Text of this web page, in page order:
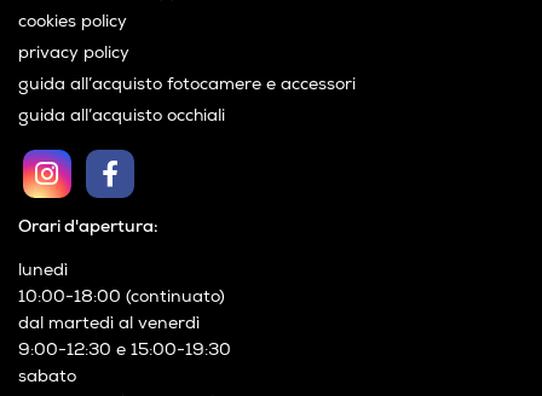
Orari d'apertura:
condizioni di vendita
condizioni di noleggio
cookies policy
guida all’acquisto fotocamere e accessori